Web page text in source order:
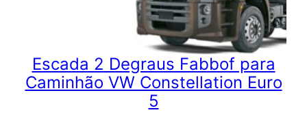
Escada 2 Degraus Fabbof para
Caminhão VW Constellation Euro
5